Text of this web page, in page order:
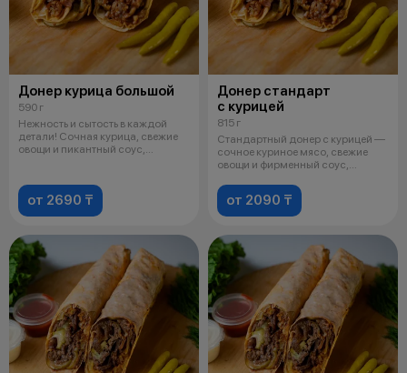
Донер курица большой
590 г
Нежность и сытость в каждой
детали! Сочная курица, свежие
овощи и пикантный соус,
от 2690 ₸
Донер стандарт
с курицей
815 г
Стандартный донер с курицей —
сочное куриное мясо, свежие
овощи и фирменный соус,
от 2090 ₸